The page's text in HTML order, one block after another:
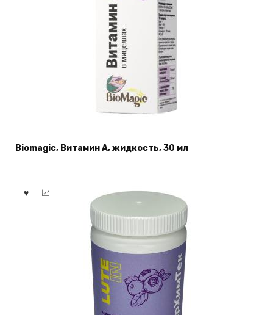
Biomagic, Витамин А, жидкость, 30 мл